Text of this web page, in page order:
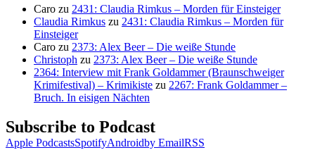
Caro zu 2431: Claudia Rimkus – Morden für Einsteiger
Claudia Rimkus zu 2431: Claudia Rimkus – Morden für
Einsteiger
Caro zu 2373: Alex Beer – Die weiße Stunde
Christoph zu 2373: Alex Beer – Die weiße Stunde
2364: Interview mit Frank Goldammer (Braunschweiger
Krimifestival) – Krimikiste zu 2267: Frank Goldammer –
Bruch. In eisigen Nächten
Subscribe to Podcast
Apple PodcastsSpotifyAndroidby EmailRSS